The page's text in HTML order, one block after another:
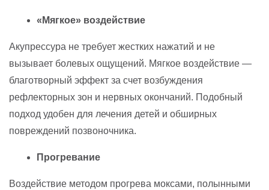
«Мягкое» воздействие
Акупрессура не требует жестких нажатий и не
вызывает болевых ощущений. Мягкое воздействие —
благотворный эффект за счет возбуждения
рефлекторных зон и нервных окончаний. Подобный
подход удобен для лечения детей и обширных
повреждений позвоночника.
Прогревание
Воздействие методом прогрева моксами, полынными